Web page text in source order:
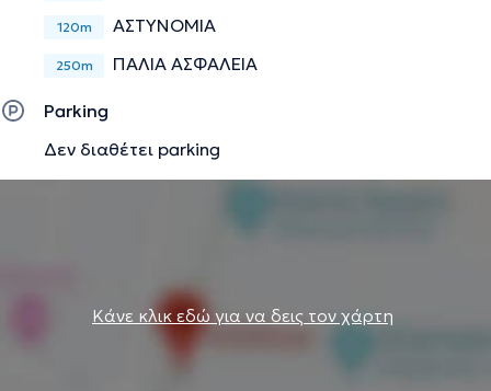
120m ΑΣΤΥΝΟΜΙΑ
250m ΠΑΛΙΑ ΑΣΦΑΛΕΙΑ
Parking
Δεν διαθέτει parking
Κάνε κλικ εδώ για να δεις τον χάρτη